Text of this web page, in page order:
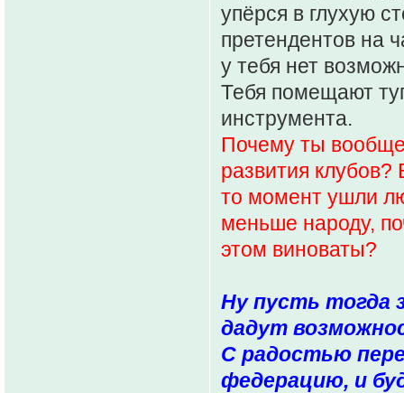
упёрся в глухую
претендентов на
у тебя нет
Тебя помещают
инструмента.
Почему ты
развития клубов?
то момент ушли
меньше народу,
этом виноваты?
Ну пусть тогда
дадут
С радостью
федерацию, и